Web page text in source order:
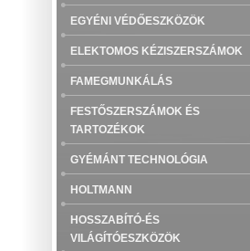
EGYÉNI VÉDŐESZKÖZÖK
ELEKTOMOS KÉZISZERSZÁMOK
FAMEGMUNKÁLÁS
FESTŐSZERSZÁMOK ÉS
TARTOZÉKOK
GYÉMÁNT TECHNOLÓGIA
HOLTMANN
HOSSZABÍTÓ-ÉS
VILÁGÍTÓESZKÖZÖK